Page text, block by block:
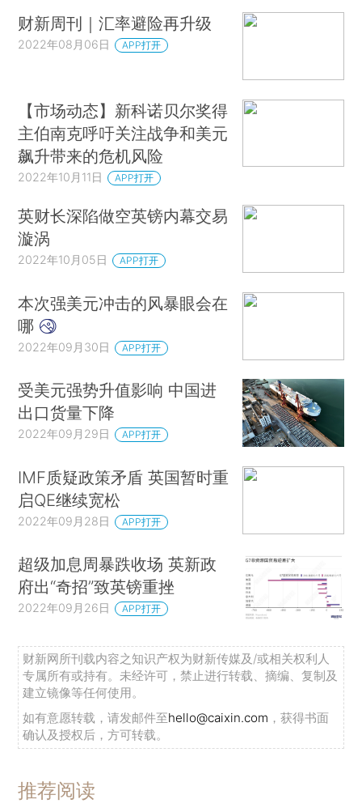
财新周刊｜汇率避险再升级
2022年08月06日 APP打开
【市场动态】新科诺贝尔奖得
主伯南克呼吁关注战争和美元
飙升带来的危机风险
2022年10月11日 APP打开
英财长深陷做空英镑内幕交易
漩涡
2022年10月05日 APP打开
本次强美元冲击的风暴眼会在
哪
2022年09月30日 APP打开
受美元强势升值影响 中国进
出口货量下降
2022年09月29日 APP打开
IMF质疑政策矛盾 英国暂时重
启QE继续宽松
2022年09月28日 APP打开
超级加息周暴跌收场 英新政
府出“奇招”致英镑重挫
2022年09月26日 APP打开
财新网所刊载内容之知识产权为财新传媒及/或相关权利人
专属所有或持有。未经许可，禁止进行转载、摘编、复制及
建立镜像等任何使用。
如有意愿转载，请发邮件至hello@caixin.com ，获得书面
确认及授权后，方可转载。
推荐阅读